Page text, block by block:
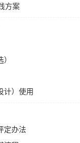
能力；提交的论文（
；提交的论文（说明
作能力差；提交的
有原则性错误；提交
参加答辩者，以不及
方案
计）使用
定办法